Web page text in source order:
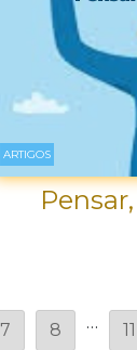
ARTIGOS
7 8 … 11